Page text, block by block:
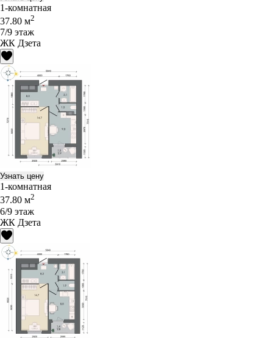
1-комнатная
37.80 м2
7/9 этаж
ЖК Дзета
Узнать цену
1-комнатная
37.80 м2
6/9 этаж
ЖК Дзета